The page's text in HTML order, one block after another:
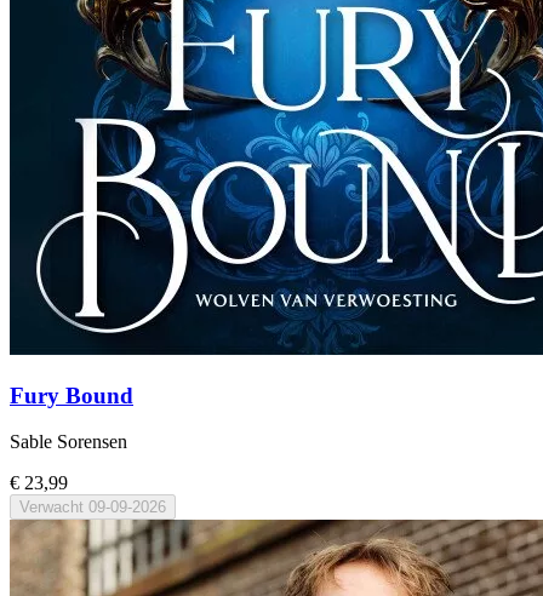
Fury Bound
Sable Sorensen
€ 23,99
Verwacht 09-09-2026